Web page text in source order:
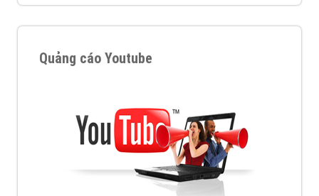
Quảng cáo Youtube